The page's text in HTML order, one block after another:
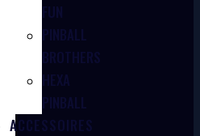
FUN
PINBALL
BROTHERS
HEXA
PINBALL
ACCESSOIRES